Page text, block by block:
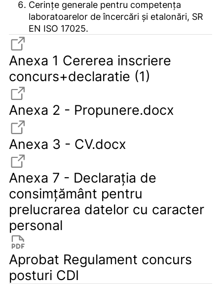
Cerințe generale pentru competența
laboratoarelor de încercări și etalonări, SR
EN ISO 17025.
Anexa 1 Cererea inscriere
concurs+declaratie (1)
Anexa 2 - Propunere.docx
Anexa 3 - CV.docx
Anexa 7 - Declaraţia de
consimţământ pentru
prelucrarea datelor cu caracter
personal
Aprobat Regulament concurs
posturi CDI